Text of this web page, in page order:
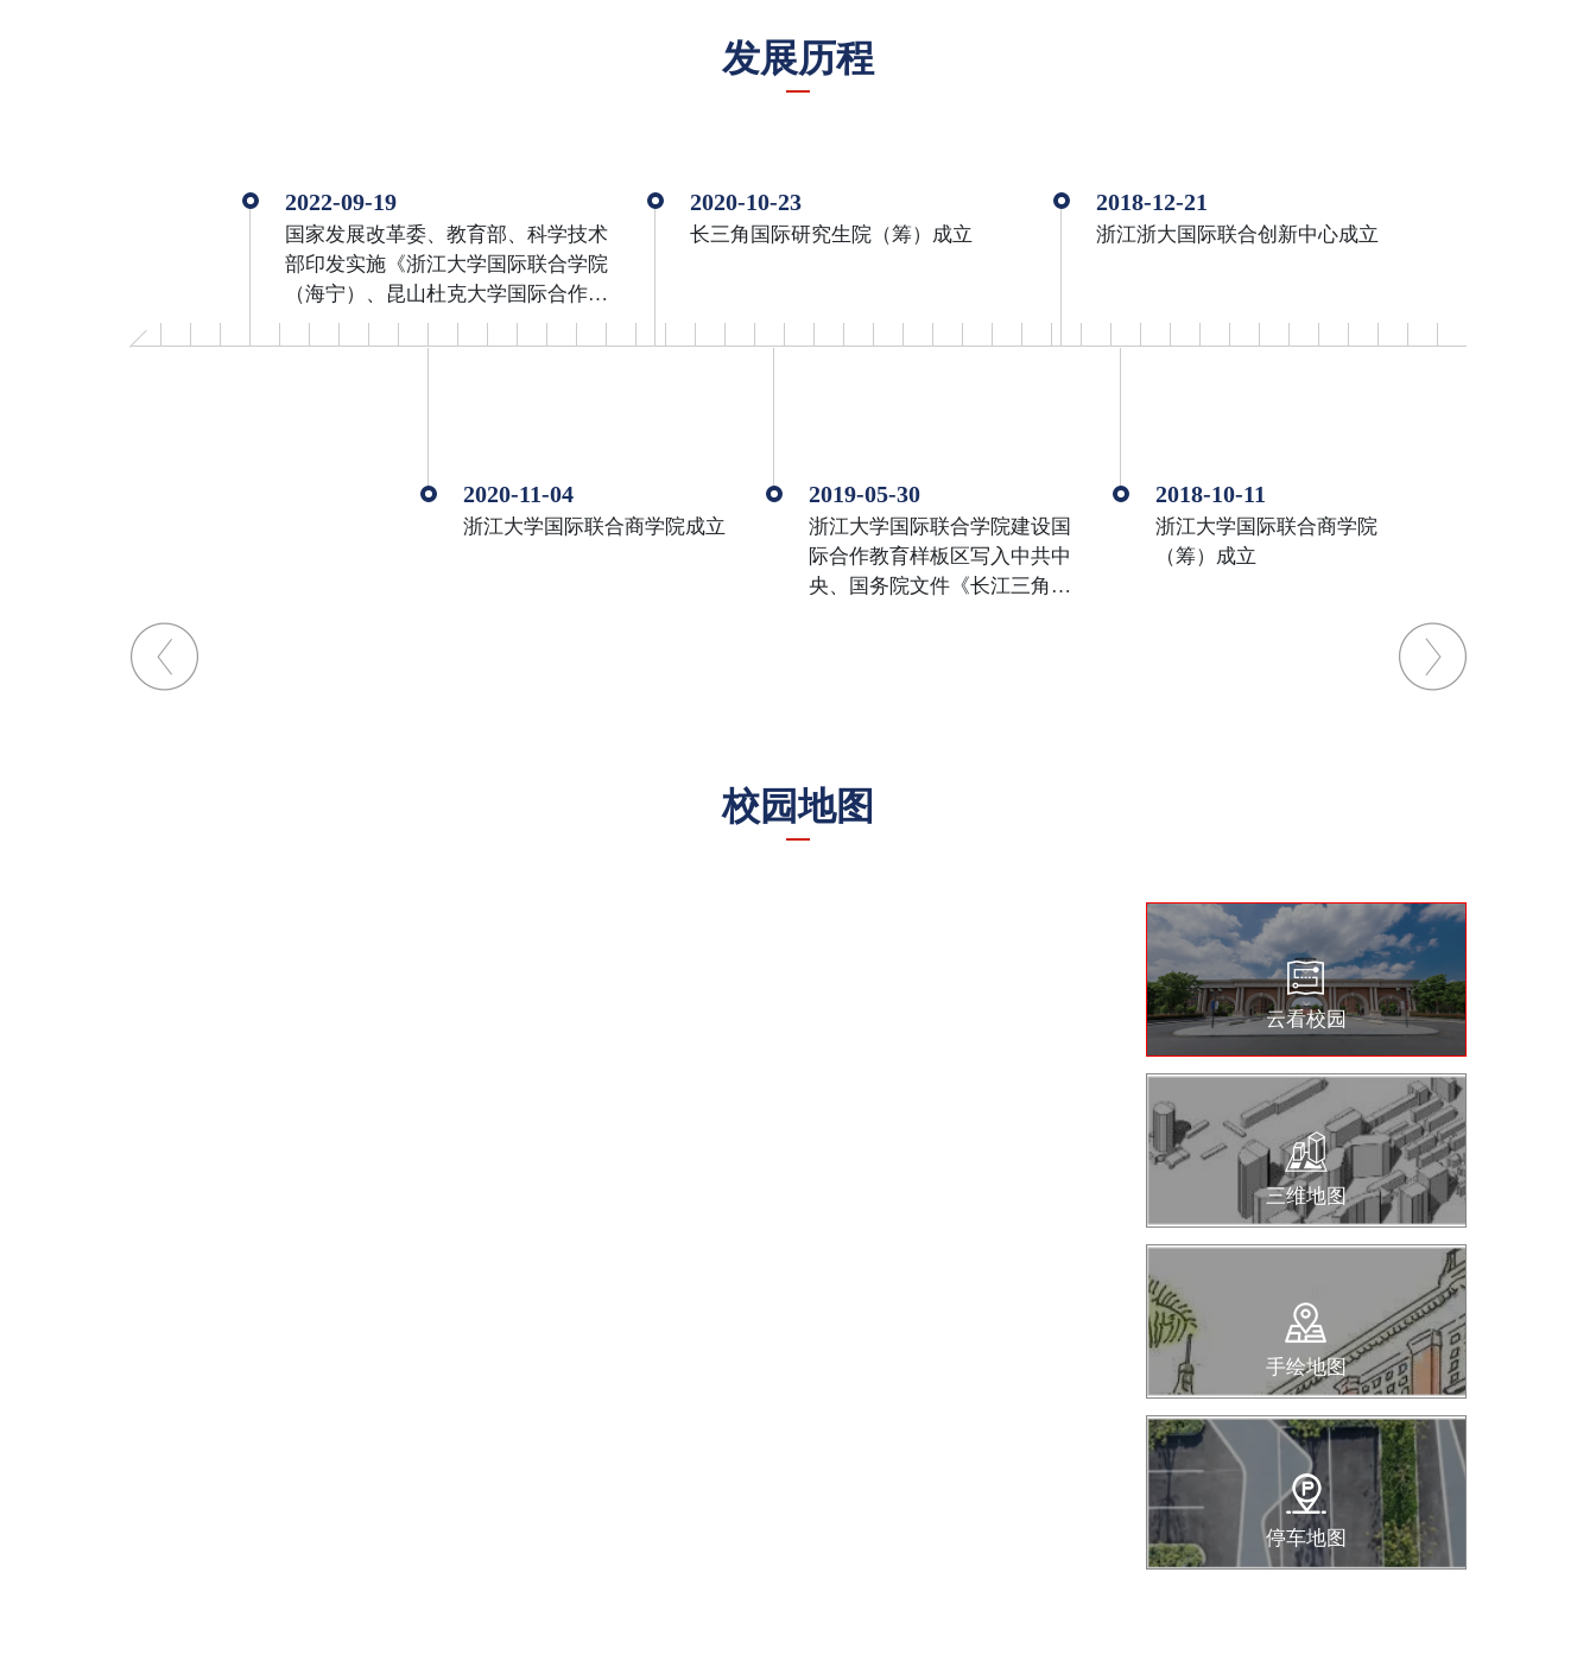
发展历程
2022-09-19
国家发展改革委、教育部、科学技术
部印发实施《浙江大学国际联合学院
（海宁）、昆山杜克大学国际合作教
育样板区建设方案》
2020-10-23
长三角国际研究生院（筹）成立
2018-12-21
浙江浙大国际联合创新中心成立
2020-11-04
浙江大学国际联合商学院成立
2019-05-30
浙江大学国际联合学院建设国
际合作教育样板区写入中共中
央、国务院文件《长江三角洲
2018-10-11
浙江大学国际联合商学院
（筹）成立
校园地图
云看校园
三维地图
手绘地图
停车地图